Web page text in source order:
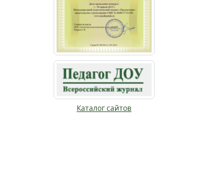
Каталог сайтов